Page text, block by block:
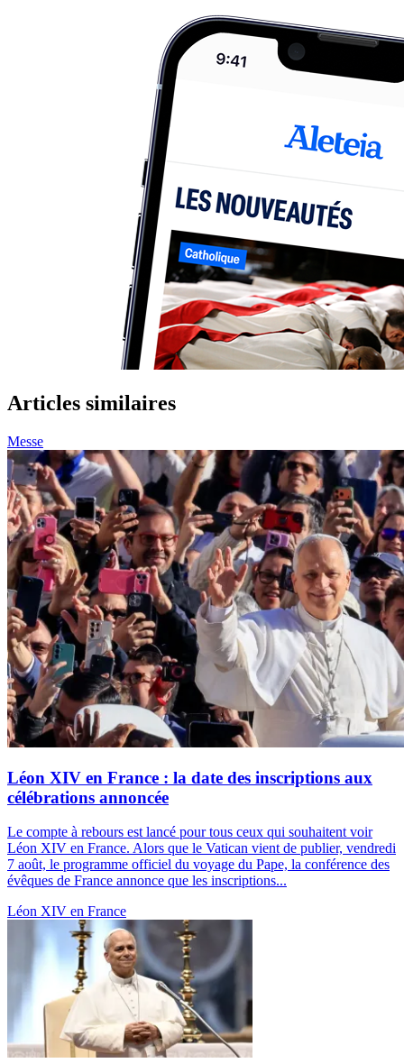
Articles similaires
Messe
Léon XIV en France : la date des inscriptions aux
célébrations annoncée
Le compte à rebours est lancé pour tous ceux qui souhaitent voir
Léon XIV en France. Alors que le Vatican vient de publier, vendredi
7 août, le programme officiel du voyage du Pape, la conférence des
évêques de France annonce que les inscriptions...
Léon XIV en France